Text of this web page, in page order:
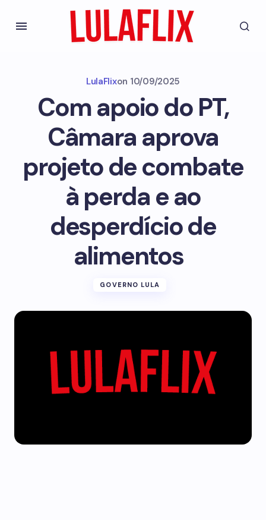
LulaFlixon 10/09/2025
Com apoio do PT,
Câmara aprova
projeto de combate
à perda e ao
desperdício de
alimentos
GOVERNO LULA